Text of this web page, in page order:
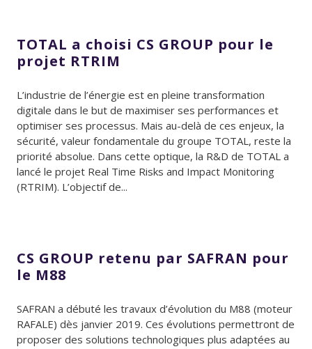
TOTAL a choisi CS GROUP pour le
projet RTRIM
L’industrie de l’énergie est en pleine transformation
digitale dans le but de maximiser ses performances et
optimiser ses processus. Mais au-delà de ces enjeux, la
sécurité, valeur fondamentale du groupe TOTAL, reste la
priorité absolue. Dans cette optique, la R&D de TOTAL a
lancé le projet Real Time Risks and Impact Monitoring
(RTRIM). L’objectif de...
CS GROUP retenu par SAFRAN pour
le M88
SAFRAN a débuté les travaux d’évolution du M88 (moteur
RAFALE) dès janvier 2019. Ces évolutions permettront de
proposer des solutions technologiques plus adaptées au